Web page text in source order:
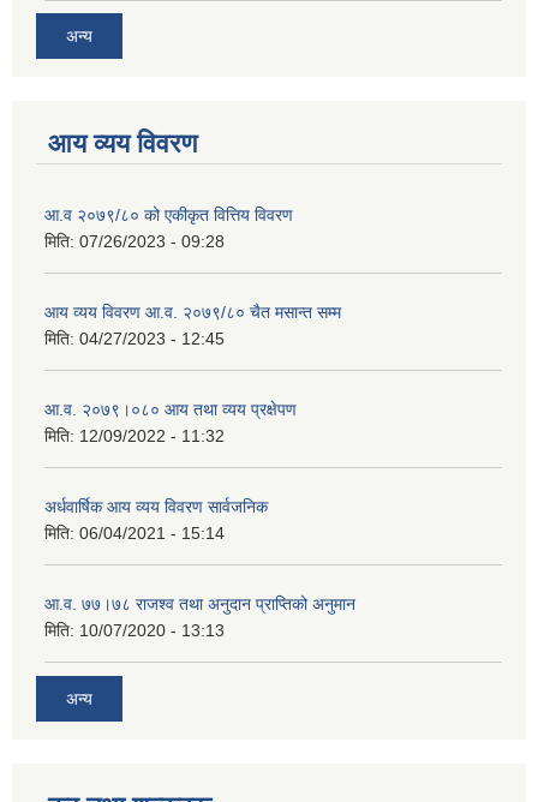
अन्य
आय व्यय विवरण
आ.व २०७९/८० को एकीकृत वित्तिय विवरण
मिति: 07/26/2023 - 09:28
आय व्यय विवरण आ.व. २०७९/८० चैत मसान्त सम्म
मिति: 04/27/2023 - 12:45
आ.व. २०७९।०८० आय तथा व्यय प्रक्षेपण
मिति: 12/09/2022 - 11:32
अर्धवार्षिक आय व्यय विवरण सार्वजनिक
मिति: 06/04/2021 - 15:14
आ.व. ७७।७८ राजश्व तथा अनुदान प्राप्तिको अनुमान
मिति: 10/07/2020 - 13:13
अन्य